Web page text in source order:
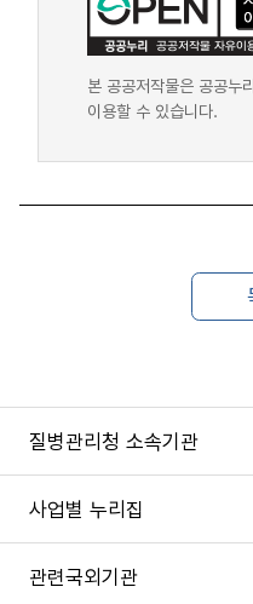
본 공공저작물은 공공누리
이용할 수 있습니다.
질병관리청 소속기관
사업별 누리집
관련국외기관